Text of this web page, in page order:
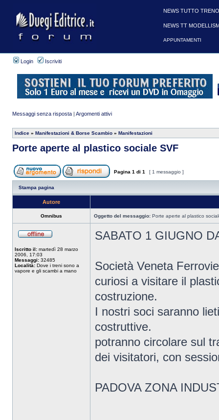
Login Iscriviti
Messaggi senza risposta | Argomenti attivi
Indice » Manifestazioni & Borse Scambio » Manifestazioni
Porte aperte al plastico sociale SVF
Pagina 1 di 1 [ 1 messaggio ]
Stampa pagina
Autore
Omnibus Oggetto del messaggio: Porte aperte al plastico
Iscritto il: martedì 28 marzo
2006, 17:03
Messaggi: 32485
Località: Dove i treni sono a
vapore e gli scambi a mano
SABATO 1 GIUGNO
Società Veneta
curiosi a visitare il
costruzione.
I nostri soci saranno
costruttive.
potranno circolare sul
dei visitatori, con
PADOVA ZONA
NEWS TUTTO
NEWS TT
APPUNTAMENTI